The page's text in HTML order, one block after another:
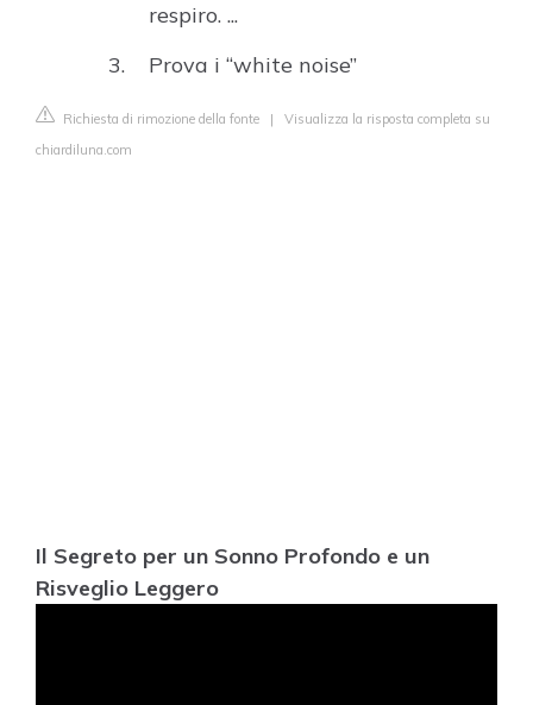
respiro. ...
Prova i “white noise”
Richiesta di rimozione della fonte | Visualizza la risposta completa su
chiardiluna.com
Il Segreto per un Sonno Profondo e un
Risveglio Leggero